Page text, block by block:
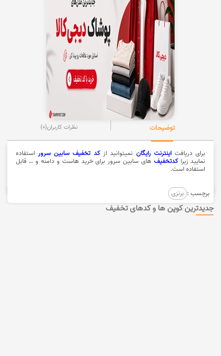
توضیحات نظرات کاربران(0)
برای دریافتاینترنت رایگان نمیتوانید ازکد تخفیف سابین سرور استفاده
نمایید زیراکدتخفیف های سابین سرور برای خرید هاست و دامنه و … قابل
استفاده است.
برچسب : برنزی
جدیدترین کوپن ها و کدهای تخفیف